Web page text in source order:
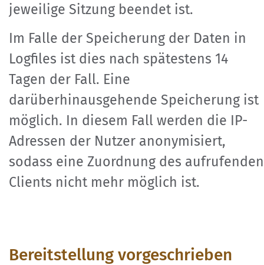
jeweilige Sitzung beendet ist.
Im Falle der Speicherung der Daten in
Logfiles ist dies nach spätestens 14
Tagen der Fall. Eine
darüberhinausgehende Speicherung ist
möglich. In diesem Fall werden die IP-
Adressen der Nutzer anonymisiert,
sodass eine Zuordnung des aufrufenden
Clients nicht mehr möglich ist.
Bereitstellung vorgeschrieben